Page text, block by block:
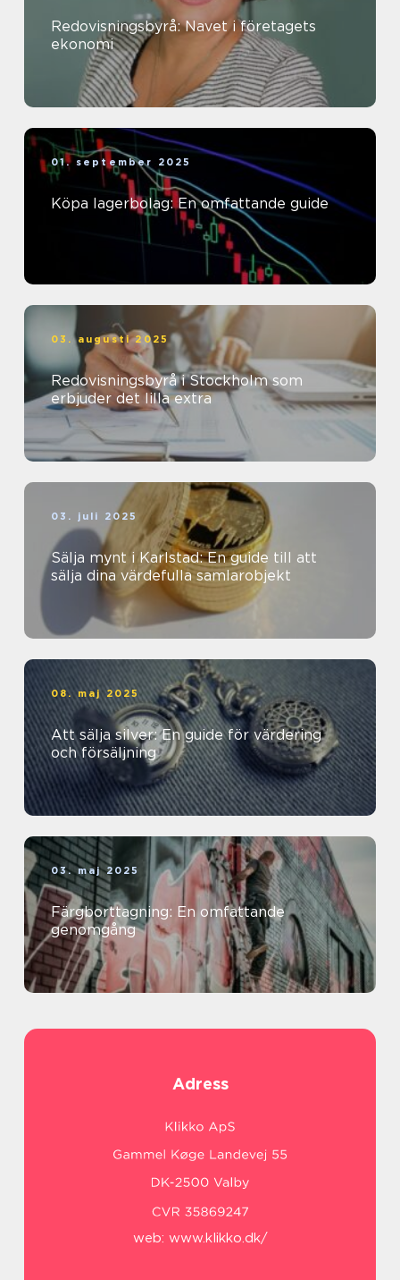
Redovisningsbyrå: Navet i företagets
ekonomi
01. september 2025
Köpa lagerbolag: En omfattande guide
03. augusti 2025
Redovisningsbyrå i Stockholm som
erbjuder det lilla extra
03. juli 2025
Sälja mynt i Karlstad: En guide till att
sälja dina värdefulla samlarobjekt
08. maj 2025
Att sälja silver: En guide för värdering
och försäljning
03. maj 2025
Färgborttagning: En omfattande
genomgång
Adress
web: www.klikko.dk/